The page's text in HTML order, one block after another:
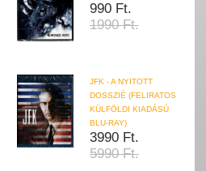
990 Ft.
1990 Ft.
JFK - A NYITOTT
DOSSZIÉ (FELIRATOS
KÜLFÖLDI KIADÁSÚ
BLU-RAY)
3990 Ft.
5990 Ft.